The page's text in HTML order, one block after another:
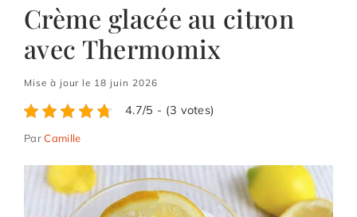
Crème glacée au citron
avec Thermomix
Mise à jour le 18 juin 2026
4.7/5 - (3 votes)
ParCamille